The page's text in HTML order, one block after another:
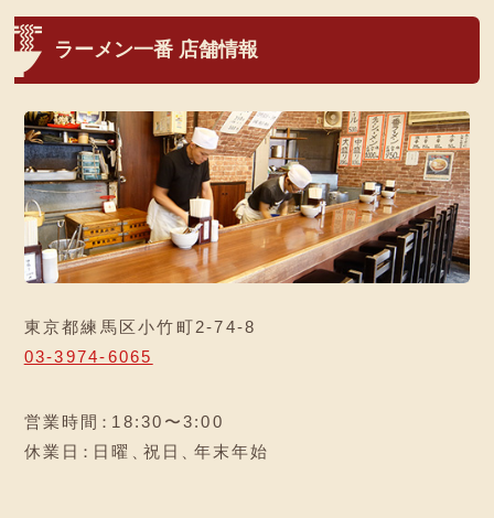
ラーメン一番 店舗情報
東京都練馬区小竹町2-74-8
03-3974-6065
営業時間 ：18:30〜3:00
休業日 ：日曜 、祝日 、年末年始